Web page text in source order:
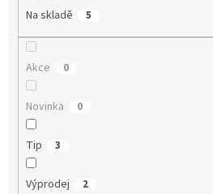
Na skladě 5
Akce 0
Novinka 0
Tip 3
Výprodej 2